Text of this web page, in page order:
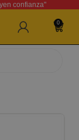
confianza"
0